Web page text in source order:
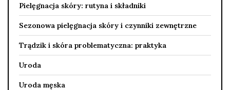
Pielęgnacja skóry: rutyna i składniki
Sezonowa pielęgnacja skóry i czynniki zewnętrzne
Trądzik i skóra problematyczna: praktyka
Uroda
Uroda męska